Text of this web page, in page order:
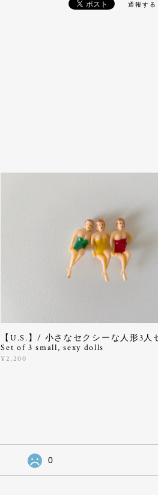
通報する
【U.S.】/ 小さなセクシーな人形3人
Set of 3 small, sexy dolls
¥2,200
0